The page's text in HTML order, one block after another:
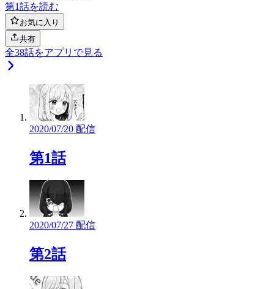
第1話を読む
お気に入り
共有
全38話をアプリで見る
2020/07/20 配信
第1話
2020/07/27 配信
第2話